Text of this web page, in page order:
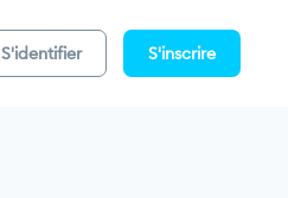
S'identifier S'inscrire